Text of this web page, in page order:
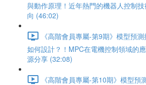
與動作原理！近年熱門的機器人控制
向 (46:02)
《高階會員專屬-第9期》模型預
如何設計？！MPC在電機控制領域的
源分享 (32:08)
《高階會員專屬-第10期》模型預